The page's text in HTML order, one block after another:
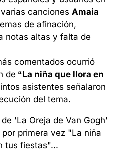
cancionesAmaia
de afinación,
notas altas y falta de
comentados ocurrió
de “La niña que llora en
asistentes señalaron
del tema.
'La Oreja de Van Gogh'
primera vez "La niña
tus fiestas"...